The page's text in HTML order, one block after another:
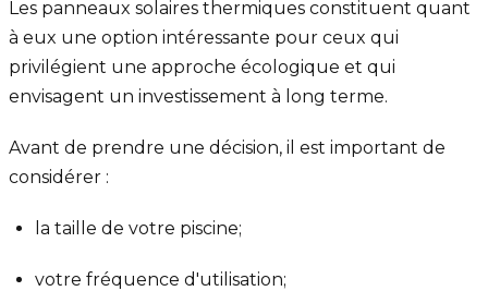
Les panneaux solaires thermiques constituent quant
à eux une option intéressante pour ceux qui
privilégient une approche écologique et qui
envisagent un investissement à long terme.
Avant de prendre une décision, il est important de
considérer :
la taille de votre piscine;
votre fréquence d'utilisation;